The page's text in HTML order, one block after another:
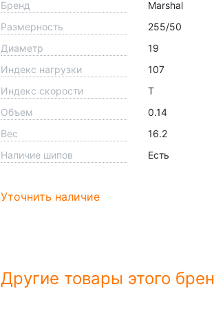
Бренд
Marshal
Размерность
255/50
Диаметр
19
Индекс нагрузки
107
Индекс скорости
T
Объем
0.14
Вес
16.2
Наличие шипов
Есть
Уточнить наличие
Другие товары этого